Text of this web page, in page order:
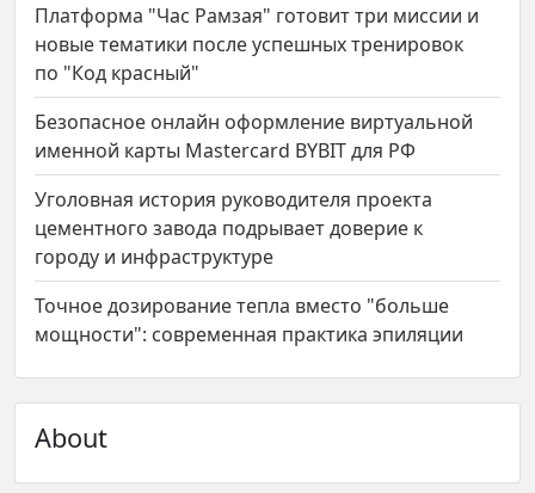
Платформа "Час Рамзая" готовит три миссии и
новые тематики после успешных тренировок
по "Код красный"
Безопасное онлайн оформление виртуальной
именной карты Mastercard BYBIT для РФ
Уголовная история руководителя проекта
цементного завода подрывает доверие к
городу и инфраструктуре
Точное дозирование тепла вместо "больше
мощности": современная практика эпиляции
About